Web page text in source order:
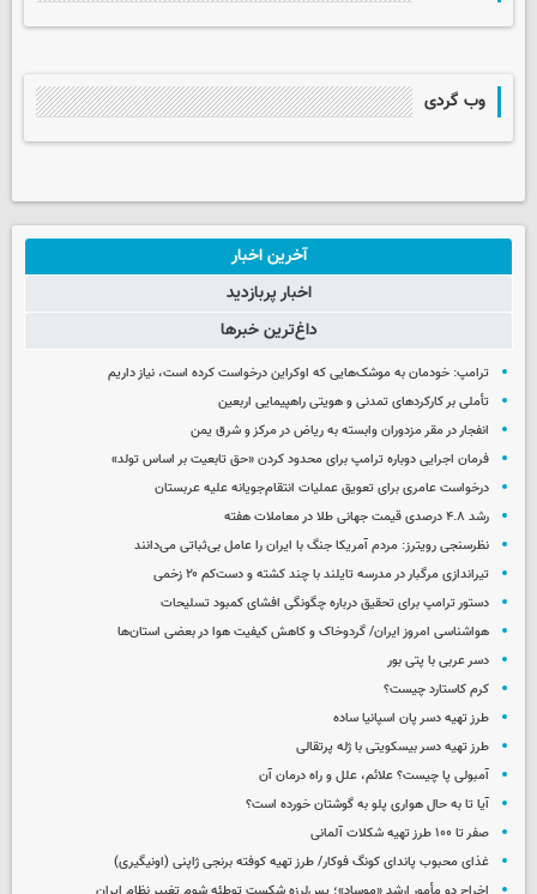
وب گردی
آخرین اخبار
اخبار پربازدید
داغ‌ترین خبرها
ترامپ: خودمان به موشک‌هایی که اوکراین درخواست کرده است، نیاز داریم
تأملی بر کارکردهای تمدنی و هویتی راهپیمایی اربعین
انفجار در مقر مزدوران وابسته به ریاض در مرکز و شرق یمن
فرمان اجرایی دوباره ترامپ برای محدود کردن «حق تابعیت بر اساس تولد»
درخواست عامری برای تعویق عملیات انتقام‌جویانه علیه عربستان
رشد ۴.۸ درصدی قیمت جهانی طلا در معاملات هفته
نظرسنجی رویترز: مردم آمریکا جنگ با ایران را عامل بی‌ثباتی می‌دانند
تیراندازی مرگبار در مدرسه‌ تایلند با چند کشته و دست‌کم ۲۰ زخمی
دستور ترامپ برای تحقیق درباره چگونگی افشای کمبود تسلیحات
هواشناسی امروز ایران/ گردوخاک و کاهش کیفیت هوا در بعضی استان‌ها
دسر عربی با پتی بور
کرم کاستارد چیست؟
طرز تهیه دسر پان اسپانیا ساده
طرز تهیه دسر بیسکویتی با ژله پرتقالی
آمبولی پا چیست؟ علائم، علل و راه درمان آن
آیا تا به حال هواری پلو به گوشتان خورده است؟
صفر تا ۱۰۰ طرز تهیه شکلات آلمانی
غذای محبوب پاندای کونگ فوکار/ طرز تهیه کوفته برنجی ژاپنی (اونیگیری)